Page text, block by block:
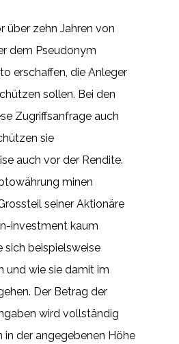
über zehn Jahren von
dem Pseudonym
erschaffen, die Anleger
sollen. Bei den
Zugriffsanfrage auch
sie
auch vor der Rendite.
minen
seiner Aktionäre
investment kaum
sich beispielsweise
und wie sie damit im
Der Betrag der
wird vollständig
in der angegebenen Höhe